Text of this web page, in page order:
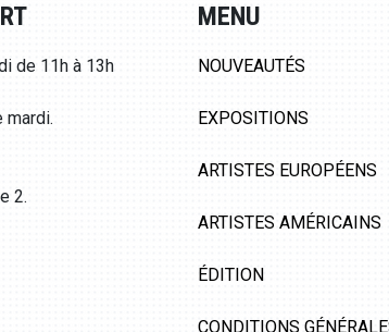
de 11h à 13h
mardi.
2.
MENU
NOUVEAUTÉS
EXPOSITIONS
ARTISTES EUROPÉENS
ARTISTES AMÉRICAINS
ÉDITION
CONDITIONS